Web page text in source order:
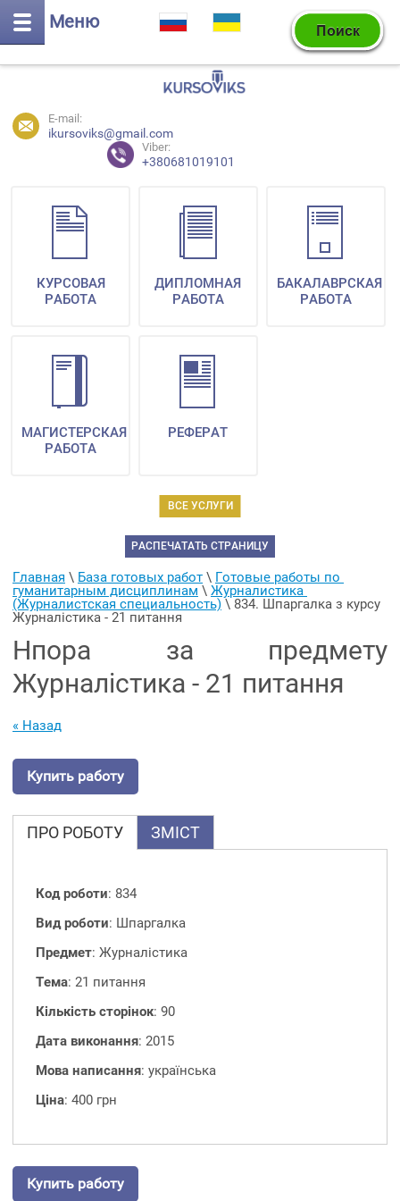
Меню
E-mail:
ikursoviks@gmail.com
Viber:
+380681019101
ВСЕ УСЛУГИ
КУРСОВАЯ
РАБОТА
ДИПЛОМНАЯ
РАБОТА
БАКАЛАВРСКАЯ
РАБОТА
МАГИСТЕРСКАЯ
РАБОТА
РЕФЕРАТ
РАСПЕЧАТАТЬ СТРАНИЦУ
Главная \ База готовых работ \ Готовые работы по
гуманитарным дисциплинам \ Журналистика
(Журналистская специальность) \ 834. Шпаргалка з курсу
Журналістика - 21 питання
Нпора за предмету
Журналістика - 21 питання
« Назад
Купить работу
ПРО РОБОТУ ЗМІСТ
Код роботи: 834
Вид роботи: Шпаргалка
Предмет: Журналістика
Тема: 21 питання
Кількість сторінок: 90
Дата виконання: 2015
Мова написання: українська
Ціна: 400 грн
Купить работу